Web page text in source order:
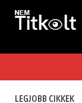
LEGJOBB CIKKEK